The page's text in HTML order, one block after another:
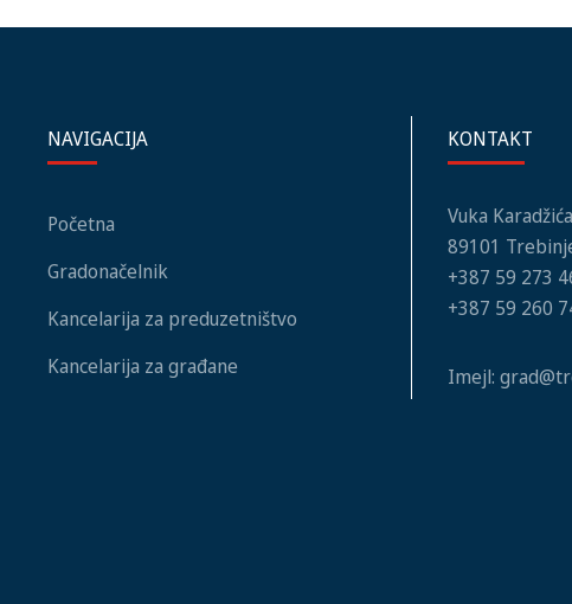
NAVIGACIJA
Početna
Gradonačelnik
Kancelarija za preduzetništvo
Kancelarija za građane
KONTAKT
Vuka
89101
+387 59 273
+387 59 260
Imejl: